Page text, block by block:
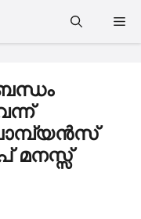
മനസ്സ്